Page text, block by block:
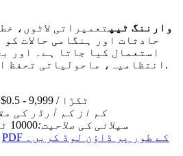
PE وارننگ ٹیپتعمیراتی لاٹوں،
حادثات اور ہنگامی حالات
استعمال کیا جاتا ہے۔ اور
انتظامیہ، ماحولیاتی تحفظ انجینئرنگ کے لئے باڑ.
US $0.5 - 9,999 / ٹکڑا
کم از کم آرڈر کی
سپلائی کی صلاحیت:10000 ٹکڑا/ٹکڑے فی مہینہ
PDF کے طور پر ڈاؤن لوڈ کریں۔